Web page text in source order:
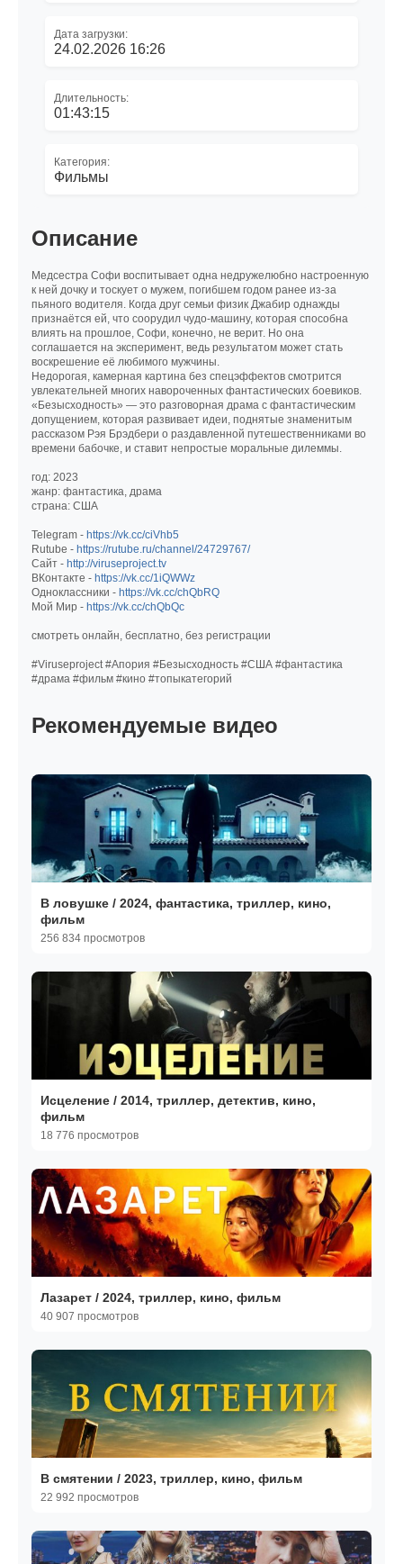
Дата загрузки:
24.02.2026 16:26
Длительность:
01:43:15
Категория:
Фильмы
Описание
Медсестра Софи воспитывает одна недружелюбно настроенную
к ней дочку и тоскует о мужем, погибшем годом ранее из-за
пьяного водителя. Когда друг семьи физик Джабир однажды
признаётся ей, что соорудил чудо-машину, которая способна
влиять на прошлое, Софи, конечно, не верит. Но она
соглашается на эксперимент, ведь результатом может стать
воскрешение её любимого мужчины.
Недорогая, камерная картина без спецэффектов смотрится
увлекательней многих навороченных фантастических боевиков.
«Безысходность» — это разговорная драма с фантастическим
допущением, которая развивает идеи, поднятые знаменитым
рассказом Рэя Брэдбери о раздавленной путешественниками во
времени бабочке, и ставит непростые моральные дилеммы.
год: 2023
жанр: фантастика, драма
страна: США
Telegram - https://vk.cc/ciVhb5
Rutube - https://rutube.ru/channel/24729767/
Сайт - http://viruseproject.tv
ВКонтакте - https://vk.cc/1iQWWz
Одноклассники - https://vk.cc/chQbRQ
Мой Мир - https://vk.cc/chQbQc
смотреть онлайн, бесплатно, без регистрации
#Viruseproject #Апория #Безысходность #США #фантастика
#драма #фильм #кино #топыкатегорий
Рекомендуемые видео
В ловушке / 2024, фантастика, триллер, кино,
фильм
256 834 просмотров
Исцеление / 2014, триллер, детектив, кино,
фильм
18 776 просмотров
Лазарет / 2024, триллер, кино, фильм
40 907 просмотров
В смятении / 2023, триллер, кино, фильм
22 992 просмотров